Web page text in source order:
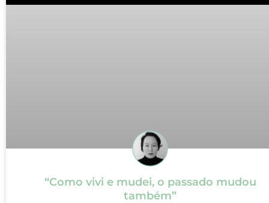
“Como vivi e mudei, o passado mudou
também”